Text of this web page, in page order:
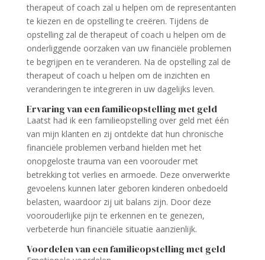
therapeut of coach zal u helpen om de representanten
te kiezen en de opstelling te creëren. Tijdens de
opstelling zal de therapeut of coach u helpen om de
onderliggende oorzaken van uw financiële problemen
te begrijpen en te veranderen. Na de opstelling zal de
therapeut of coach u helpen om de inzichten en
veranderingen te integreren in uw dagelijks leven.
Ervaring van een familieopstelling met geld
Laatst had ik een familieopstelling over geld met één
van mijn klanten en zij ontdekte dat hun chronische
financiële problemen verband hielden met het
onopgeloste trauma van een voorouder met
betrekking tot verlies en armoede. Deze onverwerkte
gevoelens kunnen later geboren kinderen onbedoeld
belasten, waardoor zij uit balans zijn. Door deze
voorouderlijke pijn te erkennen en te genezen,
verbeterde hun financiële situatie aanzienlijk.
Voordelen van een familieopstelling met geld